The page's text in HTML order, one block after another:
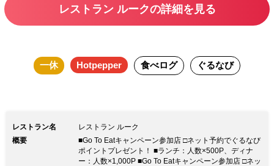
レストラン ルークの詳細を見る
一休 Hotpepper 食べログ ぐるなび
レストラン名
レストラン ルーク
概要
■Go To Eatキャンペーン参加店 □ネット予約でぐるなび
ポイントプレゼント！ ■ランチ：人数×500P、ディナ
ー：人数×1,000P ■Go To Eatキャンペーン参加店 □ネッ